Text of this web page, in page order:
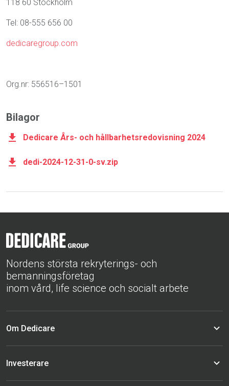
118 60 Stockholm
Tel: 08-555 656 00
dedicaregroup.com
Org.nr: 556516–1501
Bilagor
Dedicare Års- och hållbarhetsredovisning 2024
dedi-2024-12-31-0-sv.zip
Nordens största rekryterings- och
bemanningsföretag
inom vård, life science och socialt arbete
Om Dedicare
Investerare